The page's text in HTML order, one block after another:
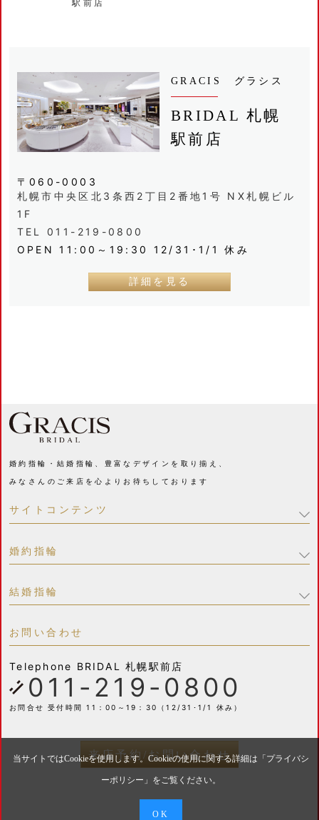
駅前店
GRACIS グラシス
BRIDAL 札幌
駅前店
〒060-0003
札幌市中央区北3条西2丁目2番地1号 NX札幌ビル
1F
TEL 011-219-0800
OPEN 11:00～19:30 12/31･1/1 休み
詳細を見る
婚約指輪・結婚指輪、豊富なデザインを取り揃え、
みなさんのご来店を心よりお待ちしております
サイトコンテンツ
婚約指輪
結婚指輪
お問い合わせ
Telephone BRIDAL 札幌駅前店
011-219-0800
お問合せ 受付時間 11：00～19：30（12/31･1/1 休み）
来店予約/お問い合わせ
当サイトではCookieを使用します。Cookieの使用に関する詳細は「 プライバシ
ーポリシー 」をご覧ください。
OK